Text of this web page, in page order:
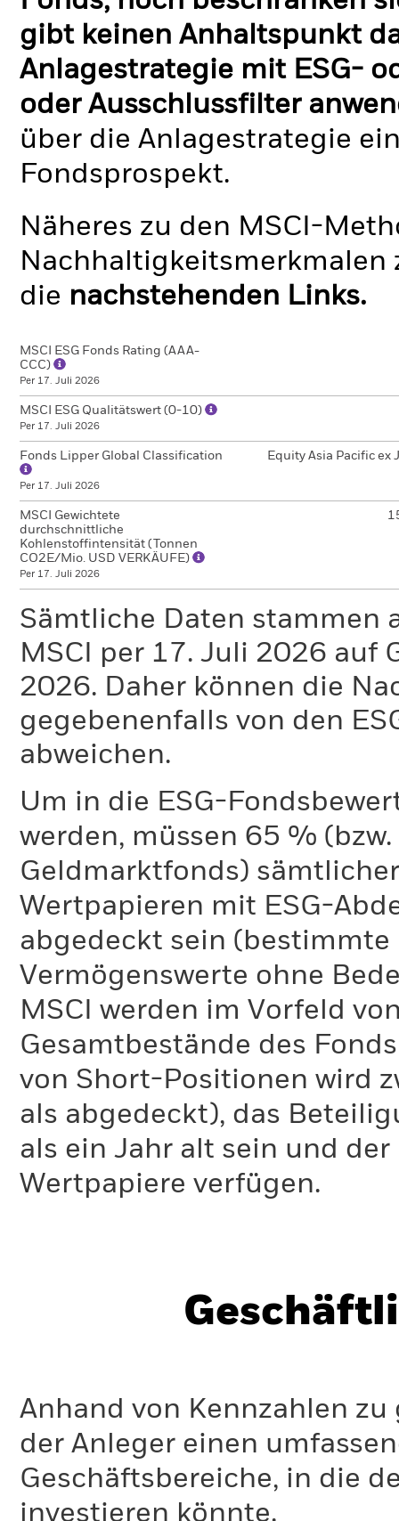
gibt keinen Anhaltspunkt
Anlagestrategie mit ESG-
oder Ausschlussfilter
über die Anlagestrategie
Fondsprospekt.
Näheres zu den MSCI-
Nachhaltigkeitsmerkmalen
die nachstehenden Links.
MSCI ESG Fonds Rating (AAA-
CCC)
Per 17. Juli 2026
MSCI ESG Qualitätswert (0-10)
Per 17. Juli 2026
Fonds Lipper Global Classification
Per 17. Juli 2026
Equity Asia Pacific ex
MSCI Gewichtete
durchschnittliche
Kohlenstoffintensität (Tonnen
CO2E/Mio. USD VERKÄUFE)
Per 17. Juli 2026
Sämtliche Daten stammen
MSCI per 17. Juli 2026 auf
2026. Daher können die
gegebenenfalls von den
abweichen.
Um in die ESG-
werden, müssen 65 %
Geldmarktfonds)
Wertpapieren mit ESG-
abgedeckt sein
Vermögenswerte ohne
MSCI werden im Vorfeld
Gesamtbestände des
von Short-Positionen wird
als abgedeckt), das
als ein Jahr alt sein und
Wertpapiere verfügen.
Anhand von Kennzahlen
der Anleger einen
Geschäftsbereiche, in die
investieren könnte.